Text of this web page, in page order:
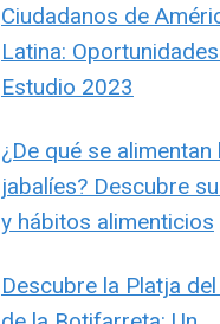
Ciudadanos de
Latina:
Estudio 2023
¿De qué se alimentan
jabalíes? Descubre
y hábitos alimenticios
Descubre la Platja